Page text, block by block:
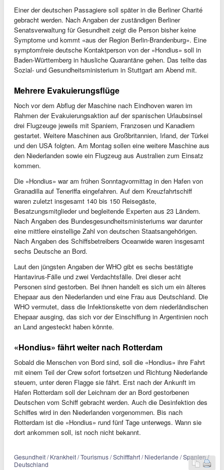
Einer der deutschen Passagiere soll später in die Berliner Charité
gebracht werden. Nach Angaben der zuständigen Berliner
Senatsverwaltung für Gesundheit zeigt die Person bisher keine
Symptome und kommt «aus der Region Berlin-Brandenburg». Eine
symptomfreie deutsche Kontaktperson von der «Hondius» soll in
Baden-Württemberg in häusliche Quarantäne gehen. Das teilte das
Sozial- und Gesundheitsministerium in Stuttgart am Abend mit.
Mehrere Evakuierungsflüge
Noch vor dem Abflug der Maschine nach Eindhoven waren im
Rahmen der Evakuierungsaktion auf der spanischen Urlaubsinsel
drei Flugzeuge jeweils mit Spaniern, Franzosen und Kanadiern
gestartet. Weitere Maschinen aus Großbritannien, Irland, der Türkei
und den USA folgten. Am Montag sollen eine weitere Maschine aus
den Niederlanden sowie ein Flugzeug aus Australien zum Einsatz
kommen.
Die «Hondius» war am frühen Sonntagvormittag in den Hafen von
Granadilla auf Teneriffa eingefahren. Auf dem Kreuzfahrtschiff
waren zuletzt insgesamt 140 bis 150 Reisegäste,
Besatzungsmitglieder und begleitende Experten aus 23 Ländern.
Nach Angaben des Bundesgesundheitsministeriums war darunter
eine mittlere einstellige Zahl von deutschen Staatsangehörigen.
Nach Angaben des Schiffsbetreibers Oceanwide waren insgesamt
sechs Deutsche an Bord.
Laut den jüngsten Angaben der WHO gibt es sechs bestätigte
Hantavirus-Fälle und zwei Verdachtsfälle. Drei dieser acht
Personen sind gestorben. Bei ihnen handelt es sich um ein älteres
Ehepaar aus den Niederlanden und eine Frau aus Deutschland. Die
WHO vermutet, dass die Infektionskette von dem niederländischen
Ehepaar ausging, das sich vor der Einschiffung in Argentinien noch
an Land angesteckt haben könnte.
«Hondius» fährt weiter nach Rotterdam
Sobald die Menschen von Bord sind, soll die «Hondius» ihre Fahrt
mit einem Teil der Crew sofort fortsetzen und Richtung Niederlande
steuern, unter deren Flagge sie fährt. Erst nach der Ankunft im
Hafen Rotterdam soll der Leichnam der an Bord gestorbenen
Deutschen vom Schiff gebracht werden. Auch die Desinfektion des
Schiffes wird in den Niederlanden vorgenommen. Bis nach
Rotterdam ist die «Hondius» rund fünf Tage unterwegs. Wann sie
dort ankommen soll, ist noch nicht bekannt.
Gesundheit / Krankheit / Tourismus / Schifffahrt / Niederlande / Spanien /
Deutschland